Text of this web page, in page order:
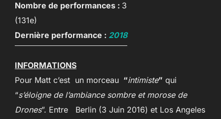
Nombre de performances : 3
(131e)
Dernière performance : 2018
INFORMATIONS
Pour Matt c’est un morceau “intimiste” qui
“s’éloigne de l’ambiance sombre et morose de
Drones”. Entre Berlin (3 Juin 2016) et Los Angeles